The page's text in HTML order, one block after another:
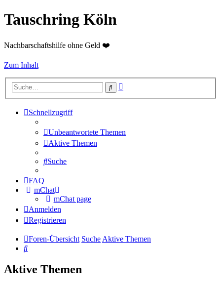
Tauschring Köln
Nachbarschaftshilfe ohne Geld ❤️
Zum Inhalt
Suche
Schnellzugriff
Unbeantwortete Themen
Aktive Themen
Suche
FAQ
mChat
mChat page
Anmelden
Registrieren
Foren-Übersicht SucheAktive Themen
Suche
Aktive Themen